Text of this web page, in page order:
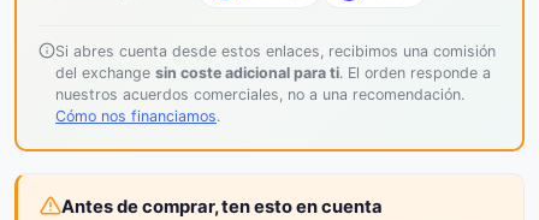
Si abres cuenta desde estos enlaces, recibimos una comisión
del exchange sin coste adicional para ti. El orden responde a
nuestros acuerdos comerciales, no a una recomendación.
Cómo nos financiamos.
Antes de comprar, ten esto en cuenta